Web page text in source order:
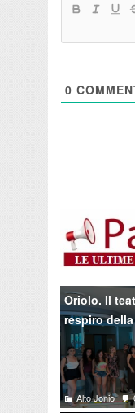
0
Oriolo. Il
respiro
Alto Jonio